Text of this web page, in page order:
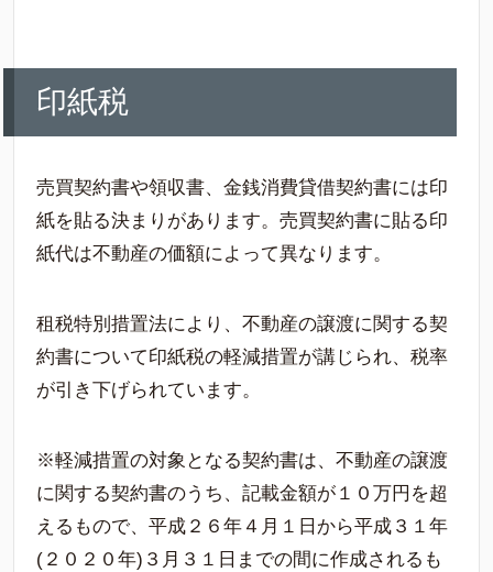
印紙税
売買契約書や領収書、金銭消費貸借契約書には印
紙を貼る決まりがあります。売買契約書に貼る印
紙代は不動産の価額によって異なります。
租税特別措置法により、不動産の譲渡に関する契
約書について印紙税の軽減措置が講じられ、税率
が引き下げられています。
※軽減措置の対象となる契約書は、不動産の譲渡
に関する契約書のうち、記載金額が１０万円を超
えるもので、平成２６年４月１日から平成３１年
(２０２０年)３月３１日までの間に作成されるも